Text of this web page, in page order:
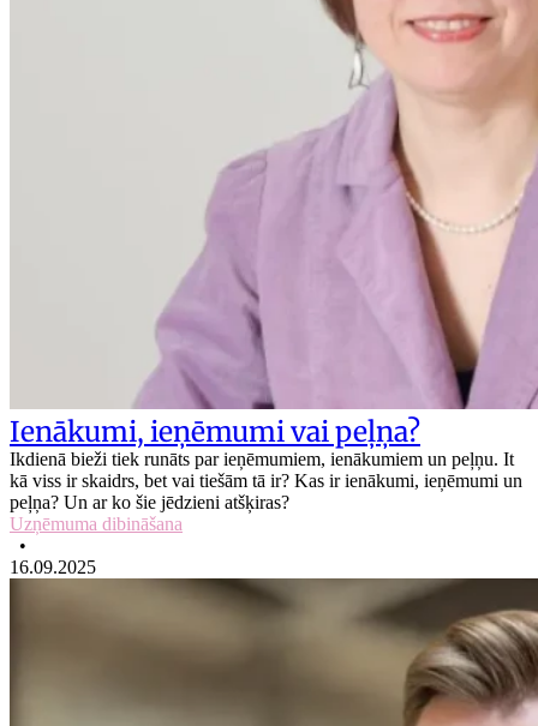
Ienākumi, ieņēmumi vai peļņa?
Ikdienā bieži tiek runāts par ieņēmumiem, ienākumiem un peļņu. It
kā viss ir skaidrs, bet vai tiešām tā ir? Kas ir ienākumi, ieņēmumi un
peļņa? Un ar ko šie jēdzieni atšķiras?
Uzņēmuma dibināšana
•
16.09.2025